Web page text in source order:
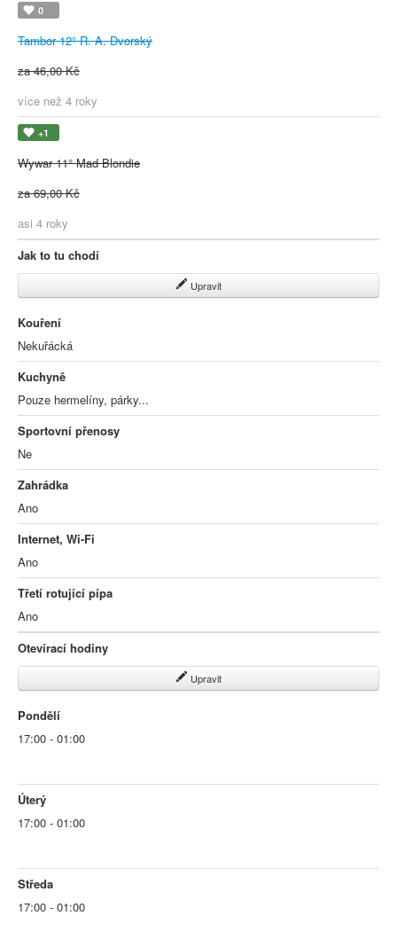
0
Tambor 12° R. A. Dvorský
za 46,00 Kč
více než 4 roky
+1
Wywar 11° Mad Blondie
za 69,00 Kč
asi 4 roky
Jak to tu chodí
Upravit
Kouření
Nekuřácká
Kuchyně
Pouze hermelíny, párky...
Sportovní přenosy
Ne
Zahrádka
Ano
Internet, Wi-Fi
Ano
Třetí rotující pípa
Ano
Otevírací hodiny
Upravit
Pondělí
17:00 - 01:00
Úterý
17:00 - 01:00
Středa
17:00 - 01:00